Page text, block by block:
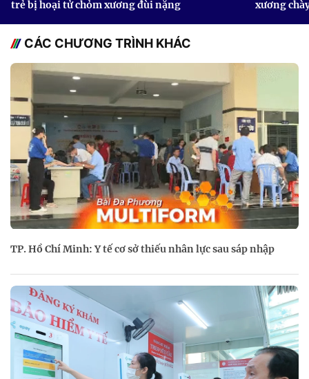
trẻ bị hoại tử chỏm xương đùi nặng xương
CÁC CHƯƠNG TRÌNH KHÁC
TP. Hồ Chí Minh: Y tế cơ sở thiếu nhân lực sau sáp nhập